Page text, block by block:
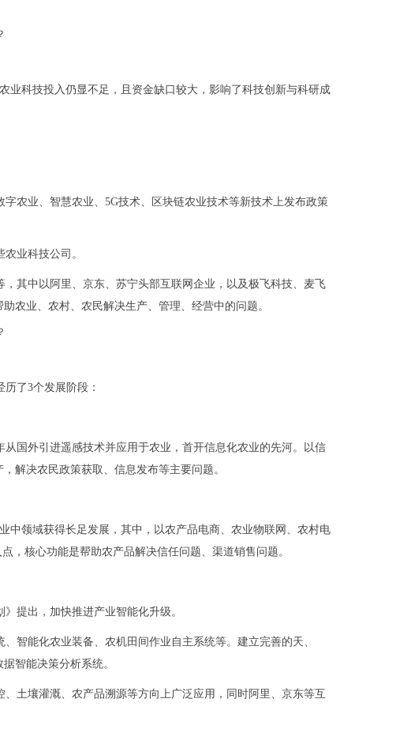
农业科技投入仍显不足，且资金缺口较大，影响了科技创新与科研成
农业、智慧农业、5G技术、区块链农业技术等新技术上发布政策
业科技公司。
其中以阿里、京东、苏宁头部互联网企业，以及极飞科技、麦飞
农业、农村、农民解决生产、管理、经营中的问题。
了3个发展阶段：
国外引进遥感技术并应用于农业，首开信息化农业的先河。以信
解决农民政策获取、信息发布等主要问题。
中领域获得长足发展，其中，以农产品电商、农业物联网、农村电
，核心功能是帮助农产品解决信任问题、渠道销售问题。
提出，加快推进产业智能化升级。
智能化农业装备、农机田间作业自主系统等。建立完善的天、
智能决策分析系统。
土壤灌溉、农产品溯源等方向上广泛应用，同时阿里、京东等互